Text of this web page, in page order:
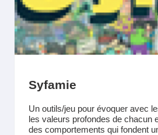
Syfamie
Un outils/jeu pour évoquer avec
les valeurs profondes de chacun
des comportements qui fondent